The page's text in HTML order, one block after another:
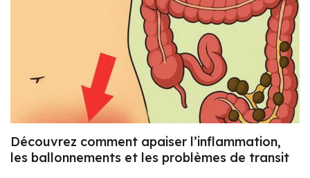
Découvrez comment apaiser l’inflammation,
les ballonnements et les problèmes de transit